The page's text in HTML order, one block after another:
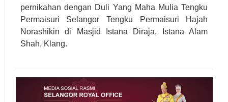
pernikahan dengan Duli Yang Maha Mulia Tengku
Permaisuri Selangor Tengku Permaisuri Hajah
Norashikin di Masjid Istana Diraja, Istana Alam
Shah, Klang.